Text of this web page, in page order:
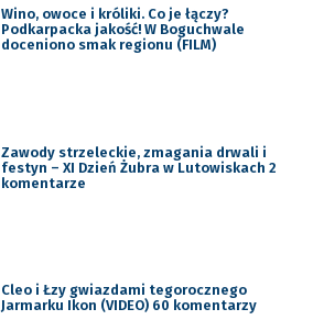
Wino, owoce i króliki. Co je łączy?
Podkarpacka jakość! W Boguchwale
doceniono smak regionu (FILM)
Zawody strzeleckie, zmagania drwali i
festyn – XI Dzień Żubra w Lutowiskach 2
komentarze
Cleo i Łzy gwiazdami tegorocznego
Jarmarku Ikon (VIDEO) 60 komentarzy